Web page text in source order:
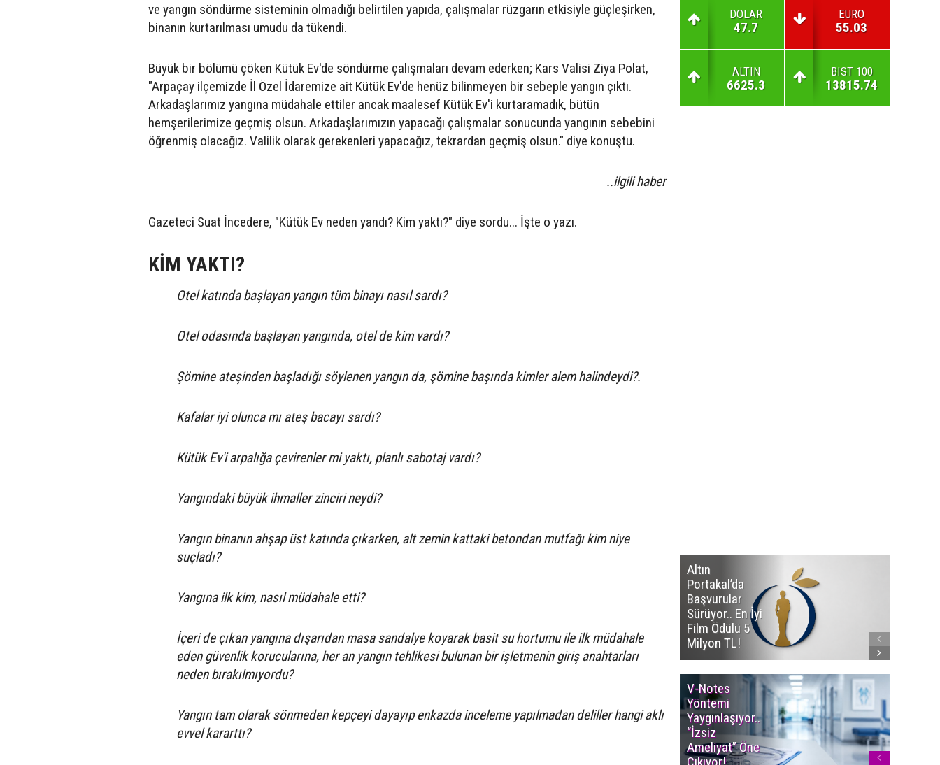
ve yangın söndürme sisteminin olmadığı belirtilen yapıda, çalışmalar rüzgarın etkisiyle güçleşirken,
binanın kurtarılması umudu da tükendi.
Büyük bir bölümü çöken Kütük Ev'de söndürme çalışmaları devam ederken; Kars Valisi Ziya Polat,
"Arpaçay ilçemizde İl Özel İdaremize ait Kütük Ev'de henüz bilinmeyen bir sebeple yangın çıktı.
Arkadaşlarımız yangına müdahale ettiler ancak maalesef Kütük Ev'i kurtaramadık, bütün
hemşerilerimize geçmiş olsun. Arkadaşlarımızın yapacağı çalışmalar sonucunda yangının sebebini
öğrenmiş olacağız. Valilik olarak gerekenleri yapacağız, tekrardan geçmiş olsun." diye konuştu.
..ilgili haber
Gazeteci Suat İncedere, "Kütük Ev neden yandı? Kim yaktı?" diye sordu... İşte o yazı.
KİM YAKTI?
Otel katında başlayan yangın tüm binayı nasıl sardı?
Otel odasında başlayan yangında, otel de kim vardı?
Şömine ateşinden başladığı söylenen yangın da, şömine başında kimler alem halindeydi?.
Kafalar iyi olunca mı ateş bacayı sardı?
Kütük Ev'i arpalığa çevirenler mi yaktı, planlı sabotaj vardı?
Yangındaki büyük ihmaller zinciri neydi?
Yangın binanın ahşap üst katında çıkarken, alt zemin kattaki betondan mutfağı kim niye
suçladı?
Yangına ilk kim, nasıl müdahale etti?
İçeri de çıkan yangına dışarıdan masa sandalye koyarak basit su hortumu ile ilk müdahale
eden güvenlik korucularına, her an yangın tehlikesi bulunan bir işletmenin giriş anahtarları
neden bırakılmıyordu?
Yangın tam olarak sönmeden kepçeyi dayayıp enkazda inceleme yapılmadan deliller hangi aklı
evvel kararttı?
DOLAR
47.7
EURO
55.03
ALTIN
6625.3
BIST 100
13815.74
Altın
Portakal’da
Başvurular
Sürüyor.. En İyi
Film Ödülü 5
Milyon TL!
V-Notes
Yöntemi
Yaygınlaşıyor..
“İzsiz
Ameliyat” Öne